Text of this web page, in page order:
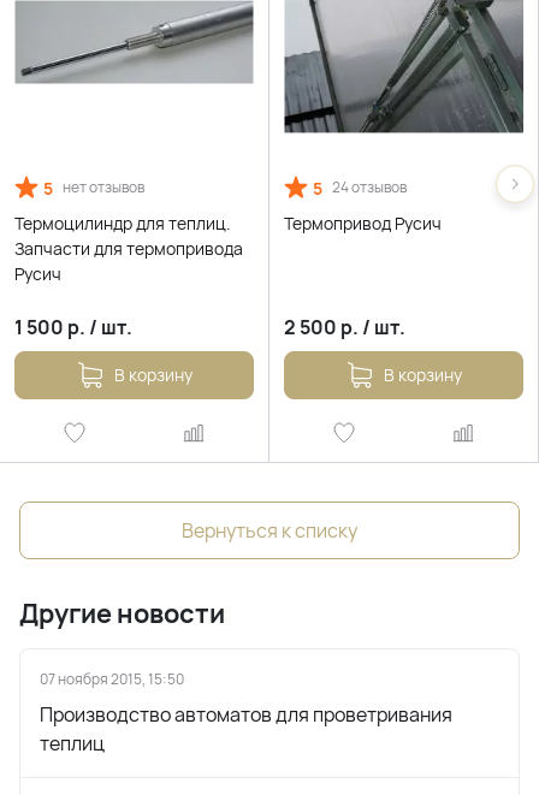
5 нет отзывов
Термоцилиндр для теплиц.
Запчасти для термопривода
Русич
1 500 р. / шт.
В корзину
5 24 отзывов
Термопривод Русич
2 500 р. / шт.
В корзину
Вернуться к списку
Другие новости
07 ноября 2015, 15:50
Производство автоматов для проветривания
теплиц